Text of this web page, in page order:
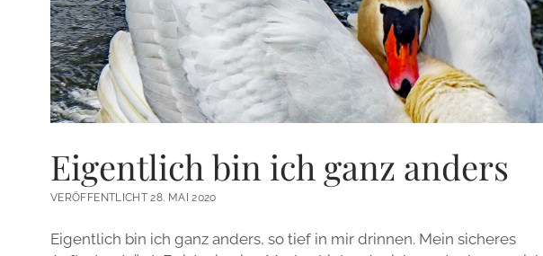
Eigentlich bin ich ganz anders
VERÖFFENTLICHT 28. MAI 2020
Eigentlich bin ich ganz anders, so tief in mir drinnen. Mein sicheres